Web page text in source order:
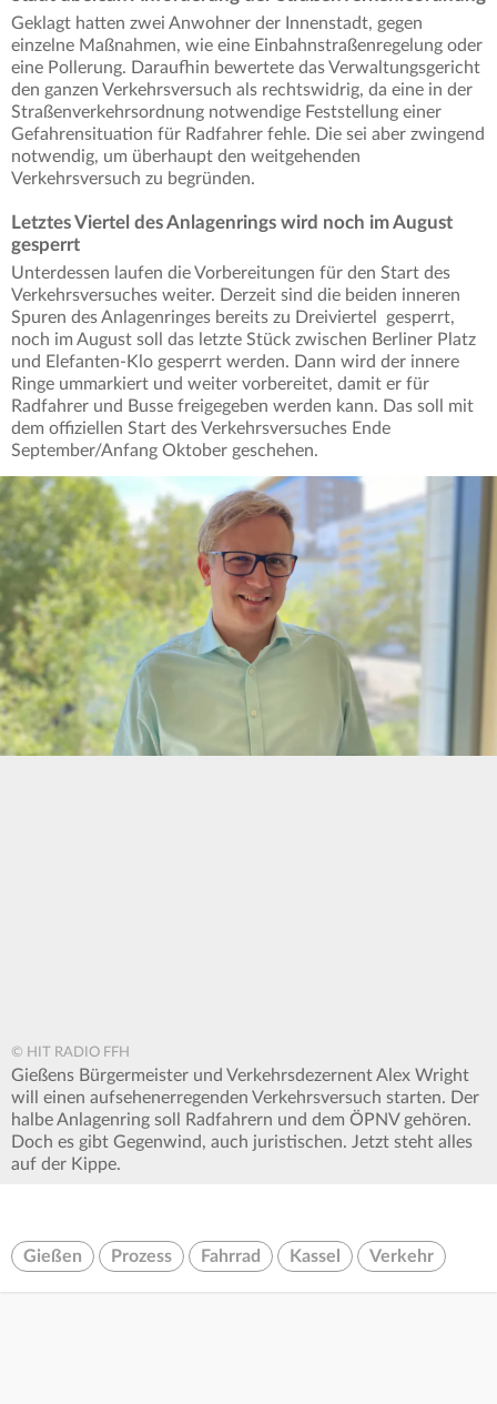
Geklagt hatten zwei Anwohner der Innenstadt, gegen
einzelne Maßnahmen, wie eine Einbahnstraßenregelung oder
eine Pollerung. Daraufhin bewertete das Verwaltungsgericht
den ganzen Verkehrsversuch als rechtswidrig, da eine in der
Straßenverkehrsordnung notwendige Feststellung einer
Gefahrensituation für Radfahrer fehle. Die sei aber zwingend
notwendig, um überhaupt den weitgehenden
Verkehrsversuch zu begründen.
Letztes Viertel des Anlagenrings wird noch im August
gesperrt
Unterdessen laufen die Vorbereitungen für den Start des
Verkehrsversuches weiter. Derzeit sind die beiden inneren
Spuren des Anlagenringes bereits zu Dreiviertel gesperrt,
noch im August soll das letzte Stück zwischen Berliner Platz
und Elefanten-Klo gesperrt werden. Dann wird der innere
Ringe ummarkiert und weiter vorbereitet, damit er für
Radfahrer und Busse freigegeben werden kann. Das soll mit
dem offiziellen Start des Verkehrsversuches Ende
September/Anfang Oktober geschehen.
© HIT RADIO FFH
Gießens Bürgermeister und Verkehrsdezernent Alex Wright
will einen aufsehenerregenden Verkehrsversuch starten. Der
halbe Anlagenring soll Radfahrern und dem ÖPNV gehören.
Doch es gibt Gegenwind, auch juristischen. Jetzt steht alles
auf der Kippe.
Gießen Prozess Fahrrad Kassel Verkehr